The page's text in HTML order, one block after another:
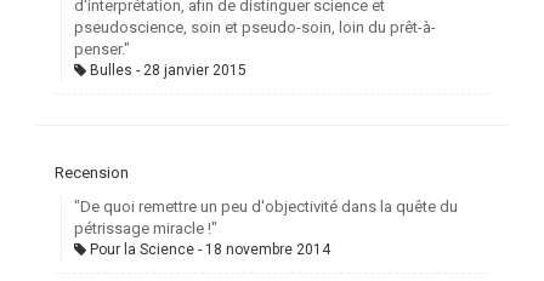
d'interprétation, afin de distinguer science et
pseudoscience, soin et pseudo-soin, loin du prêt-à-
penser."
Bulles 28 janvier 2015
Recension
"De quoi remettre un peu d'objectivité dans la quête du
pétrissage miracle !"
Pour la Science 18 novembre 2014